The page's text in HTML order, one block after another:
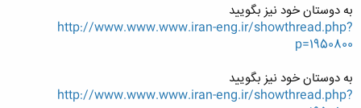
به دوستان خود نیز بگویید
http://www.www.www.iran-eng.ir/showthread.php?
p=1950800
به دوستان خود نیز بگویید
http://www.www.www.iran-eng.ir/showthread.php?